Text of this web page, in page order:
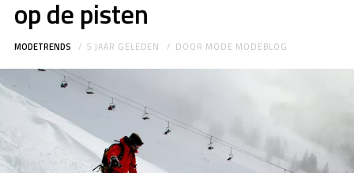
op de pisten
MODETRENDS 5 JAAR GELEDEN DOOR MODE MODEBLOG